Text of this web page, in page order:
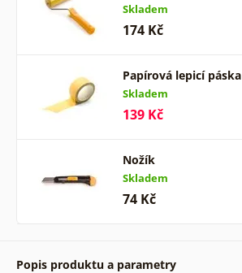
Skladem
174 Kč
Papírová lepicí páska
Skladem
139 Kč
Nožík
Skladem
74 Kč
Popis produktu a parametry